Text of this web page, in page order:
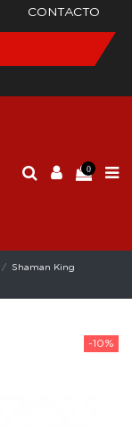
CONTACTO
0
Shaman King
-10%